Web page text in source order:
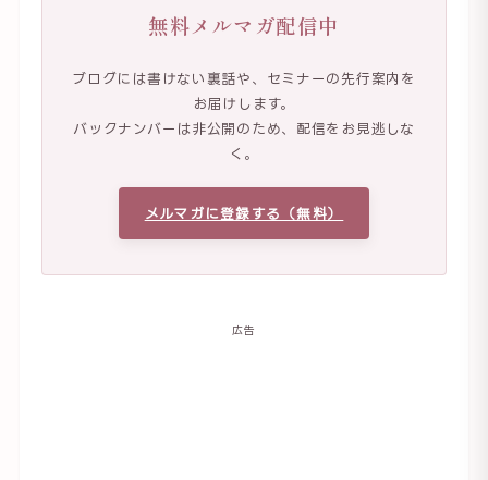
無料メルマガ配信中
ブログには書けない裏話や、セミナーの先行案内を
お届けします。
バックナンバーは非公開のため、配信をお見逃しな
く。
メルマガに登録する（無料）
広告